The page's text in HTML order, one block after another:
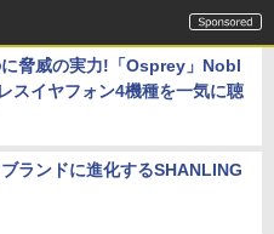
脅威の実力!「Osprey」Nobl
スイヤフォン4機種を一気に聴
ランドに進化するSHANLING